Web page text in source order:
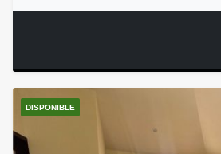
DISPONIBLE